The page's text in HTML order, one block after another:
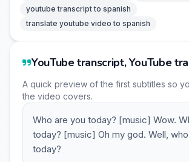
youtube transcript to spanish
translate youtube video to spanish
YouTube transcript, YouTube
A quick preview of the first subtitles so
the video covers.
Who are you today? [music] Wow.
today? [music] Oh my god. Well,
today?